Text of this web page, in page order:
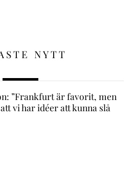
NYTT
”Frankfurt är favorit, men
vi har idéer att kunna slå